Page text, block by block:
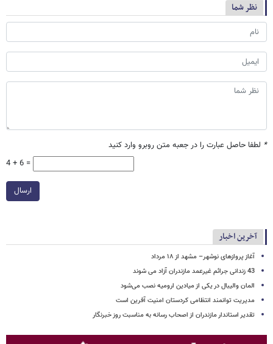
نظر شما
* لطفا حاصل عبارت را در جعبه متن روبرو وارد کنید
4 + 6 =
ارسال
آخرین اخبار
آغاز پروازهای نوشهر– مشهد از ۱۸ مرداد
43 زندانی جرائم غیرعمد مازندران آزاد می شوند
المان والیبال در یکی از میادین ارومیه نصب می‌شود
مدیریت توانمند انتظامی کردستان امنیت آفرین است
تقدیر استاندار مازندران از اصحاب رسانه به مناسبت روز خبرنگار